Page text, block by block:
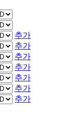
추가
추가
추가
추가
추가
추가
추가